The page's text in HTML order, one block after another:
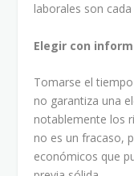
laborales son
Elegir con
Tomarse el
no garantiza una
notablemente los
no es un fracaso,
económicos que